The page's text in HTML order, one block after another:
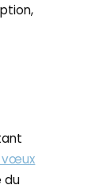
vœux
du